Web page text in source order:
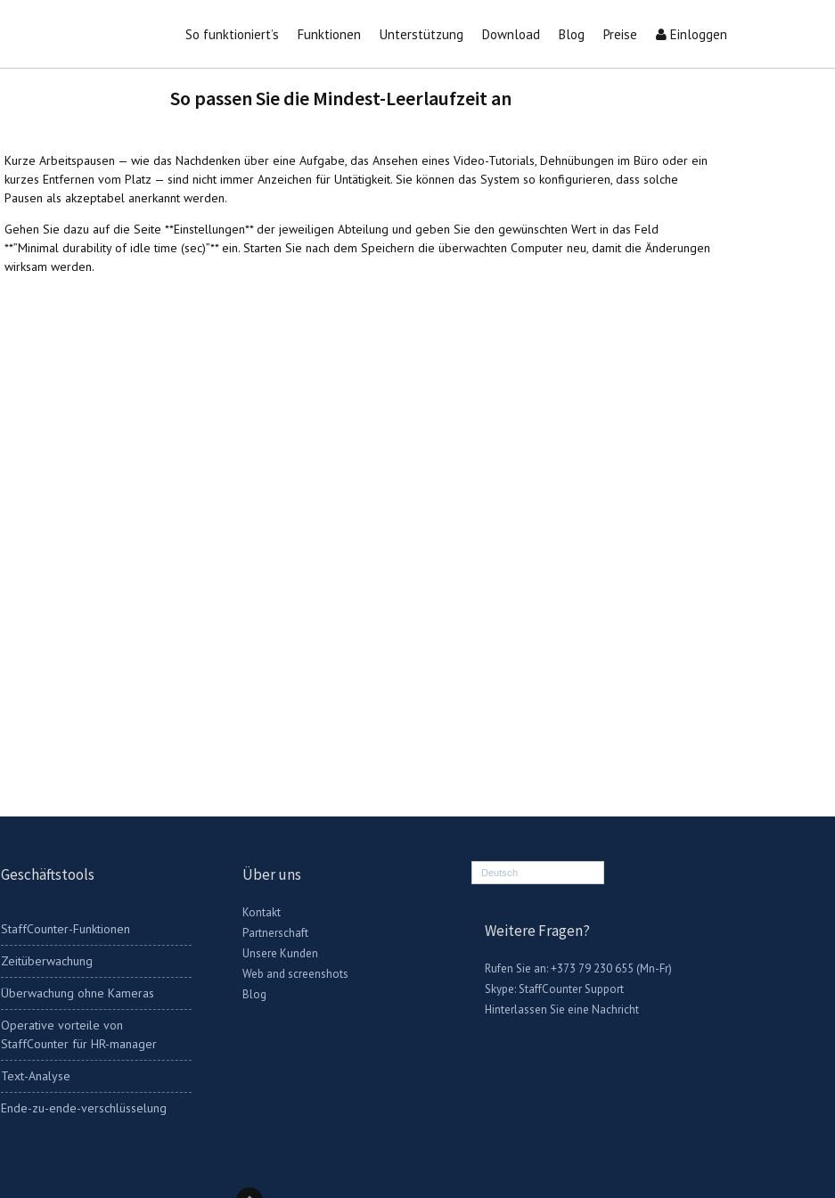
So funktioniert’s Funktionen Unterstützung Download Blog Preise Einloggen
So passen Sie die Mindest-Leerlaufzeit an
Kurze Arbeitspausen — wie das Nachdenken über eine Aufgabe, das Ansehen eines Video-Tutorials, Dehnübungen im Büro oder ein
kurzes Entfernen vom Platz — sind nicht immer Anzeichen für Untätigkeit. Sie können das System so konfigurieren, dass solche
Pausen als akzeptabel anerkannt werden.
Gehen Sie dazu auf die Seite **Einstellungen** der jeweiligen Abteilung und geben Sie den gewünschten Wert in das Feld
**”Minimal durability of idle time (sec)”** ein. Starten Sie nach dem Speichern die überwachten Computer neu, damit die Änderungen
wirksam werden.
Geschäftstools
StaffCounter-Funktionen
Zeitüberwachung
Überwachung ohne Kameras
Operative vorteile von
StaffCounter für HR-manager
Text-Analyse
Ende-zu-ende-verschlüsselung
Über uns
Kontakt
Partnerschaft
Unsere Kunden
Web and screenshots
Blog
Deutsch
Weitere Fragen?
Rufen Sie an: +373 79 230 655 (Mn-Fr)
Skype:StaffCounter Support
Hinterlassen Sie eine Nachricht